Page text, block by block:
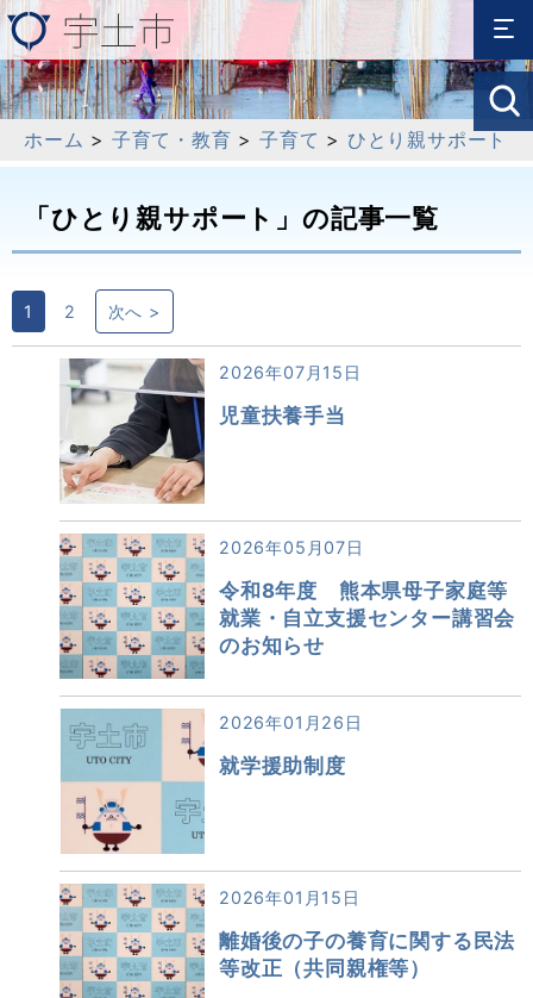
ホーム > 子育て・教育 >子育て > ひとり親サポート
「ひとり親サポート」の記事一覧
1 2 次へ >
2026年07月15日
児童扶養手当
2026年05月07日
令和8年度 熊本県母子家庭等
就業・自立支援センター講習会
のお知らせ
2026年01月26日
就学援助制度
2026年01月15日
離婚後の子の養育に関する民法
等改正（共同親権等）